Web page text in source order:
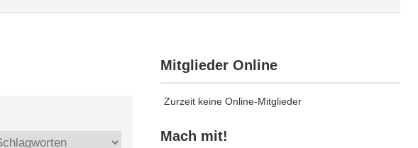
Mitglieder Online
Zurzeit keine Online-Mitglieder
Mach mit!